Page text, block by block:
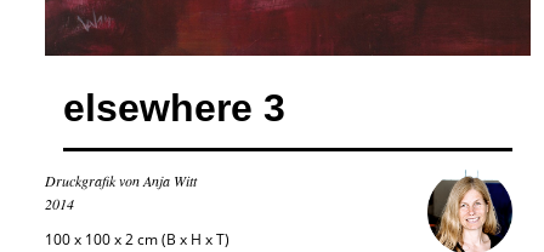
elsewhere 3
Druckgrafik von Anja Witt
2014
100 x 100 x 2 cm (B x H x T)